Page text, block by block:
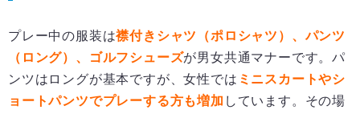
プレー中の服装は襟付きシャツ（ポロシャツ）、パンツ
（ロング）、ゴルフシューズが男女共通マナーです。パ
ンツはロングが基本ですが、女性では ミニスカートやシ
ョートパンツでプレーする方も増加 しています。その場